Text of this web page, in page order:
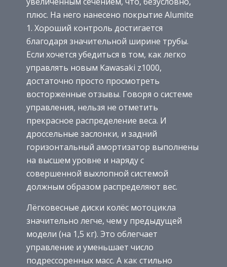
плюс. На него нанесено покрытие Alumite
1. Хороший контроль достигается
благодаря значительной ширине трубы.
Если хочется убедиться в том, как легко
управлять новым Kawasaki z1000,
достаточно просто просмотреть
восторженные отзывы. Говоря о системе
управления, нельзя не отметить
прекрасное распределение веса. И
дроссельные заслонки, и задний
горизонтальный амортизатор выполнены
на высшем уровне и наряду с
совершенной выхлопной системой
должным образом распределяют вес.
Лёгковесные диски колёс мотоцикла
значительно легче, чем у предыдущей
модели (на 1,5 кг). Это облегчает
управление и уменьшает число
подрессоренных масс. А как стильно